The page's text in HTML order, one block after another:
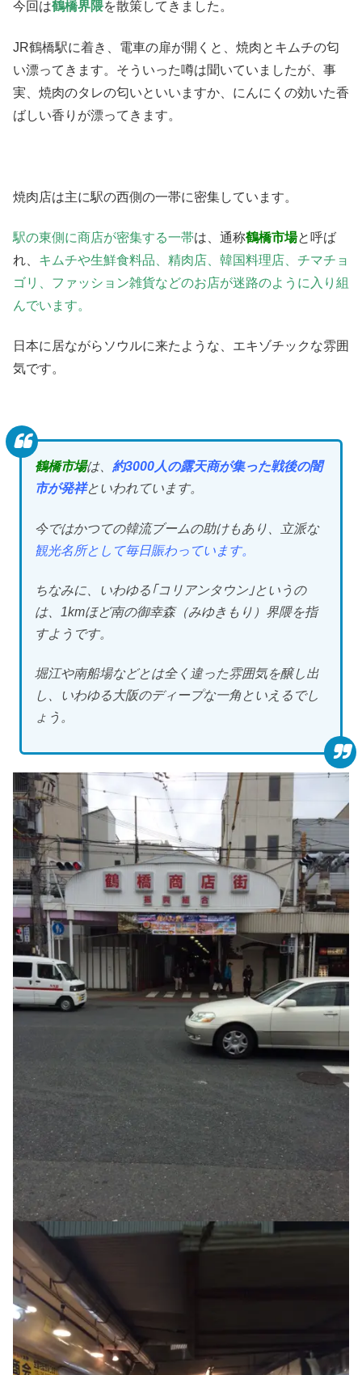
今回は鶴橋界隈を散策してきました。
JR鶴橋駅に着き、電車の扉が開くと、焼肉とキムチの匂
い漂ってきます。そういった噂は聞いていましたが、事
実、焼肉のタレの匂いといいますか、にんにくの効いた香
ばしい香りが漂ってきます。
焼肉店は主に駅の西側の一帯に密集しています。
駅の東側に商店が密集する一帯は、通称鶴橋市場と呼ば
れ、 キムチや生鮮食料品、精肉店、韓国料理店、チマチョ
ゴリ、ファッション雑貨などのお店が迷路のように入り組
んでいます。
日本に居ながらソウルに来たような、エキゾチックな雰囲
気です。
鶴橋市場は、 約3000人の露天商が集った戦後の闇
市が発祥といわれています。
今ではかつての韓流ブームの助けもあり、立派な
観光名所として毎日賑わっています。
ちなみに、いわゆる｢コリアンタウン｣というの
は、1kmほど南の御幸森（みゆきもり）界隈を指
すようです。
堀江や南船場などとは全く違った雰囲気を醸し出
し、いわゆる大阪のディープな一角といえるでし
ょう。